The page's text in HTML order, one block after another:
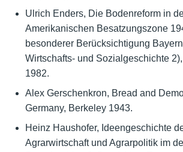
Ulrich Enders, Die Bodenreform in
Amerikanischen Besatzungszone
besonderer Berücksichtigung
Wirtschafts- und Sozialgeschichte
1982.
Alex Gerschenkron, Bread and
Germany, Berkeley 1943.
Heinz Haushofer, Ideengeschichte
Agrarwirtschaft und Agrarpolitik im